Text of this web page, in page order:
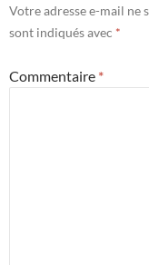
Votre adresse e-mail ne
sont indiqués avec *
Commentaire *